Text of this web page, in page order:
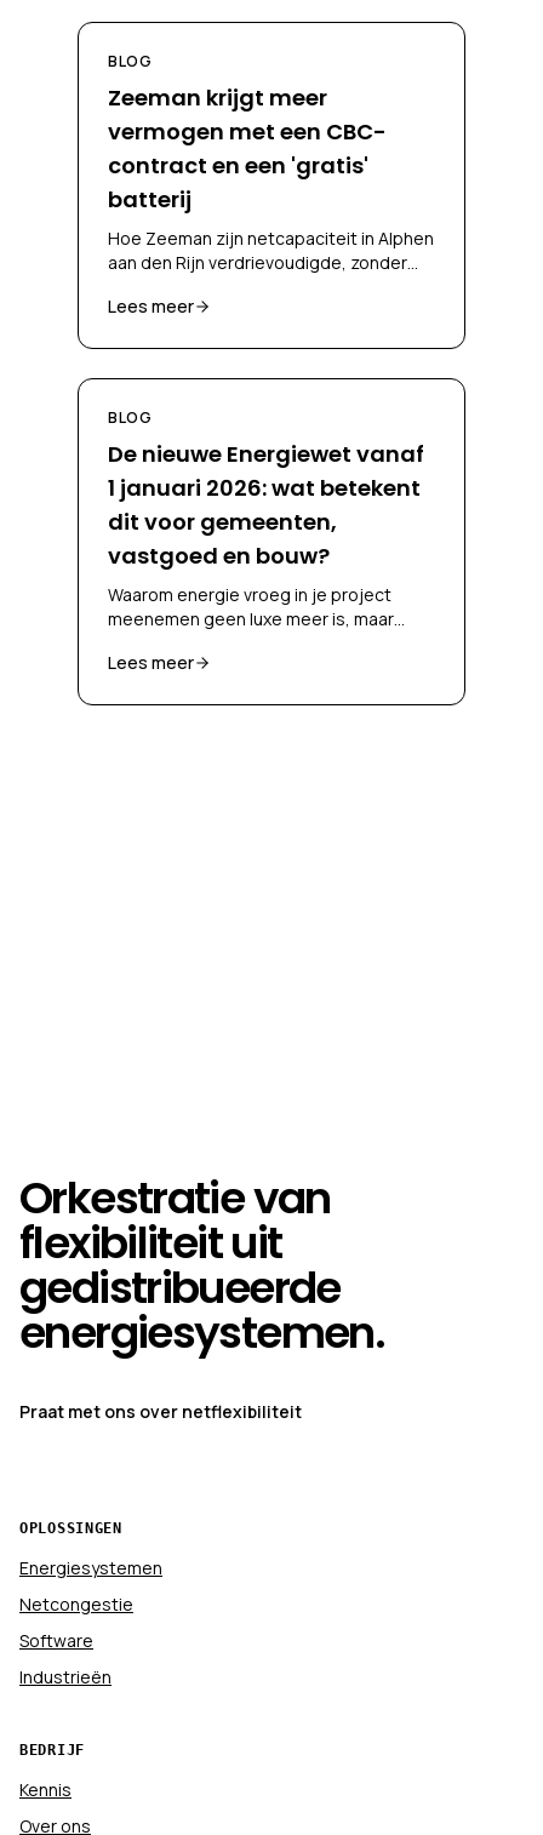
BLOG
Zeeman krijgt meer
vermogen met een CBC-
contract en een 'gratis'
batterij
Hoe Zeeman zijn netcapaciteit in Alphen
aan den Rijn verdrievoudigde, zonder
zonder fossiele noodstroom, via een
Lees meer
BLOG
De nieuwe Energiewet vanaf
1 januari 2026: wat betekent
dit voor gemeenten,
vastgoed en bouw?
Waarom energie vroeg in je project
meenemen geen luxe meer is, maar
Lees meer
Orkestratie van
flexibiliteit uit
gedistribueerde
energiesystemen.
Praat met ons over netflexibiliteit
OPLOSSINGEN
Energiesystemen
Netcongestie
Software
Industrieën
BEDRIJF
Kennis
Over ons